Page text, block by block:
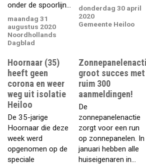
onder de spoorlijn...
maandag 31
augustus 2020
Noordhollands
Dagblad
donderdag 30 april
2020
Gemeente Heiloo
Hoornaar (35)
heeft geen
corona en weer
weg uit isolatie
Heiloo
De 35-jarige
Hoornaar die deze
week werd
opgenomen op de
speciale
groot succes met
ruim 300
aanmeldingen!
De
zonnepanelenactie
zorgt voor een run
op zonnepanelen. In
januari hebben alle
huiseigenaren in...